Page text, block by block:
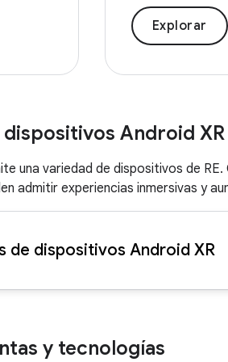
Explorar
Android XR
una variedad de dispositivos de
admitir experiencias inmersivas y
de dispositivos Android XR
y tecnologías